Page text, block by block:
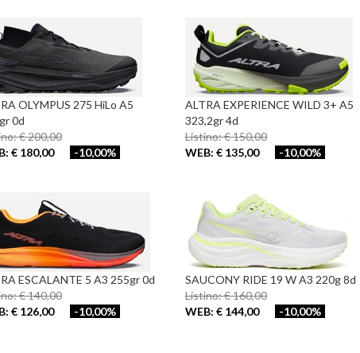
OLYMPUS 275 HiLo A5
0d
€ 200,00
€ 180,00
-10,00%
ALTRA EXPERIENCE WILD 3+ A5
323,2gr 4d
Listino: € 150,00
WEB: € 135,00
-10,00%
ESCALANTE 5 A3 255gr 0d
€ 140,00
€ 126,00
-10,00%
SAUCONY RIDE 19 W A3 220g 8d
Listino: € 160,00
WEB: € 144,00
-10,00%